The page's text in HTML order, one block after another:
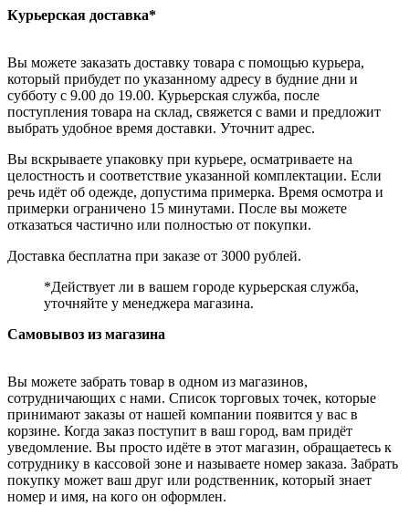
Курьерская доставка*
Вы можете заказать доставку товара с помощью курьера,
который прибудет по указанному адресу в будние дни и
субботу с 9.00 до 19.00. Курьерская служба, после
поступления товара на склад, свяжется с вами и предложит
выбрать удобное время доставки. Уточнит адрес.
Вы вскрываете упаковку при курьере, осматриваете на
целостность и соответствие указанной комплектации. Если
речь идёт об одежде, допустима примерка. Время осмотра и
примерки ограничено 15 минутами. После вы можете
отказаться частично или полностью от покупки.
Доставка бесплатна при заказе от 3000 рублей.
*Действует ли в вашем городе курьерская служба,
уточняйте у менеджера магазина.
Самовывоз из магазина
Вы можете забрать товар в одном из магазинов,
сотрудничающих с нами. Список торговых точек, которые
принимают заказы от нашей компании появится у вас в
корзине. Когда заказ поступит в ваш город, вам придёт
уведомление. Вы просто идёте в этот магазин, обращаетесь к
сотруднику в кассовой зоне и называете номер заказа. Забрать
покупку может ваш друг или родственник, который знает
номер и имя, на кого он оформлен.